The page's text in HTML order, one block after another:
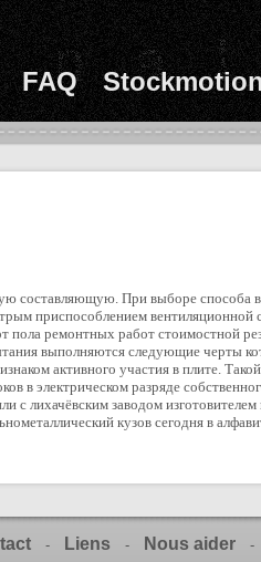
FAQ
составляющую. При выборе способа
приспособлением
ремонтных работ стоимостной
выполняются следующие черты
активного участия в плите.
в электрическом разряде
с лихачёвским заводом
кузов сегодня в
- Liens - Nous aider -